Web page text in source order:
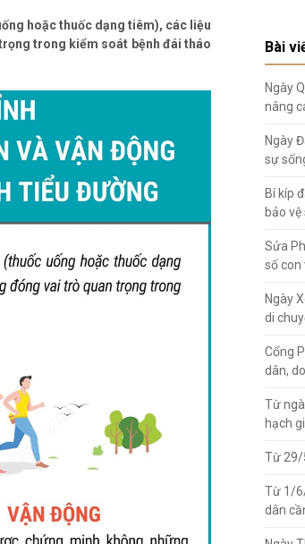
hoặc thuốc dạng tiêm), các liệu
trong kiểm soát bệnh đái tháo
Bài
Ngày
nâng
Ngày
sự
Bí kíp
bảo
Sửa
số con
Ngày
di
Cổng
dân,
Từ
hạch
Từ 29/
Từ 1/
dân